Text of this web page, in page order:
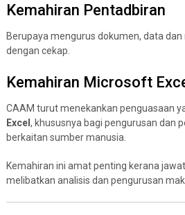
Kemahiran Pentadbiran
Berupaya mengurus dokumen, data
dengan cekap.
Kemahiran Microsoft
CAAM turut menekankan penguasaan
Excel , khususnya bagi pengurusan dan
berkaitan sumber manusia.
Kemahiran ini amat penting kerana
melibatkan analisis dan pengurusan